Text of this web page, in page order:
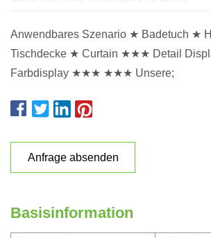
Anwendbares Szenario ★ Badetuch ★
Tischdecke ★ Curtain ★★★ Detail
Farbdisplay ★★★ ★★★ Unsere;
Anfrage absenden
Basisinformation